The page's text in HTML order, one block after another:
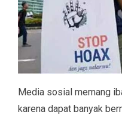
Media sosial memang
karena dapat banyak